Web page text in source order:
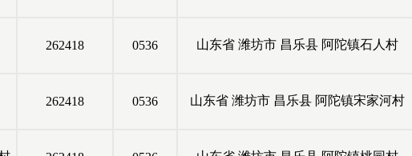
262418 0536 山东省 潍坊市 昌乐县 阿陀镇石人村
262418 0536 山东省 潍坊市 昌乐县 阿陀镇宋家河村